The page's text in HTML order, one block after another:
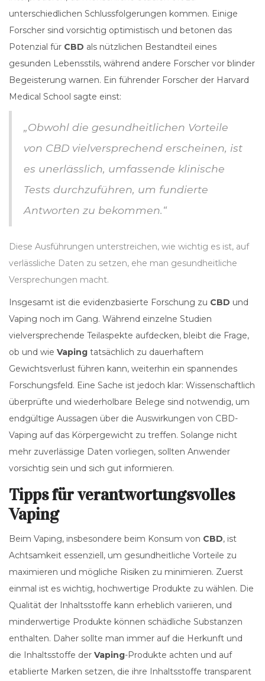
unterschiedlichen Schlussfolgerungen kommen. Einige
Forscher sind vorsichtig optimistisch und betonen das
Potenzial für CBD als nützlichen Bestandteil eines
gesunden Lebensstils, während andere Forscher vor blinder
Begeisterung warnen. Ein führender Forscher der Harvard
Medical School sagte einst:
„Obwohl die gesundheitlichen Vorteile
von CBD vielversprechend erscheinen, ist
es unerlässlich, umfassende klinische
Tests durchzuführen, um fundierte
Antworten zu bekommen.“
Diese Ausführungen unterstreichen, wie wichtig es ist, auf
verlässliche Daten zu setzen, ehe man gesundheitliche
Versprechungen macht.
Insgesamt ist die evidenzbasierte Forschung zu CBD und
Vaping noch im Gang. Während einzelne Studien
vielversprechende Teilaspekte aufdecken, bleibt die Frage,
ob und wie Vaping tatsächlich zu dauerhaftem
Gewichtsverlust führen kann, weiterhin ein spannendes
Forschungsfeld. Eine Sache ist jedoch klar: Wissenschaftlich
überprüfte und wiederholbare Belege sind notwendig, um
endgültige Aussagen über die Auswirkungen von CBD-
Vaping auf das Körpergewicht zu treffen. Solange nicht
mehr zuverlässige Daten vorliegen, sollten Anwender
vorsichtig sein und sich gut informieren.
Tipps für verantwortungsvolles
Vaping
Beim Vaping, insbesondere beim Konsum von CBD, ist
Achtsamkeit essenziell, um gesundheitliche Vorteile zu
maximieren und mögliche Risiken zu minimieren. Zuerst
einmal ist es wichtig, hochwertige Produkte zu wählen. Die
Qualität der Inhaltsstoffe kann erheblich variieren, und
minderwertige Produkte können schädliche Substanzen
enthalten. Daher sollte man immer auf die Herkunft und
die Inhaltsstoffe der Vaping-Produkte achten und auf
etablierte Marken setzen, die ihre Inhaltsstoffe transparent